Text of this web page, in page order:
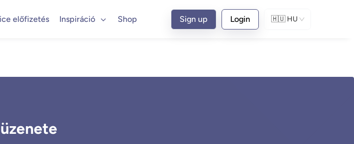
előfizetés Inspiráció Shop Sign up Login 🇭🇺 HU